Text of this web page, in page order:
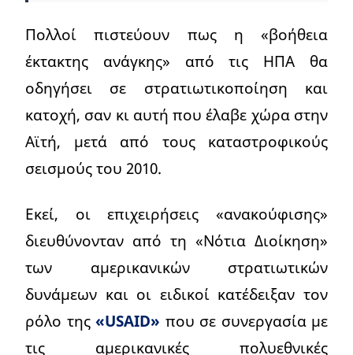
Πολλοί πιστεύουν πως η «βοήθεια
έκτακτης ανάγκης» από τις ΗΠΑ θα
οδηγήσει σε στρατιωτικοποίηση και
κατοχή, σαν κι αυτή που έλαβε χώρα στην
Αϊτή, μετά από τους καταστροφικούς
σεισμούς του 2010.
Εκεί, οι επιχειρήσεις «ανακούφισης»
διευθύνονταν από τη «Νότια Διοίκηση»
των αμερικανικών στρατιωτικών
δυνάμεων και οι ειδικοί κατέδειξαν τον
ρόλο της «USAID» που σε συνεργασία με
τις αμερικανικές πολυεθνικές